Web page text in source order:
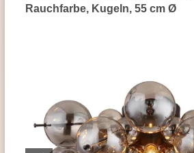
Rauchfarbe, Kugeln, 55 cm Ø